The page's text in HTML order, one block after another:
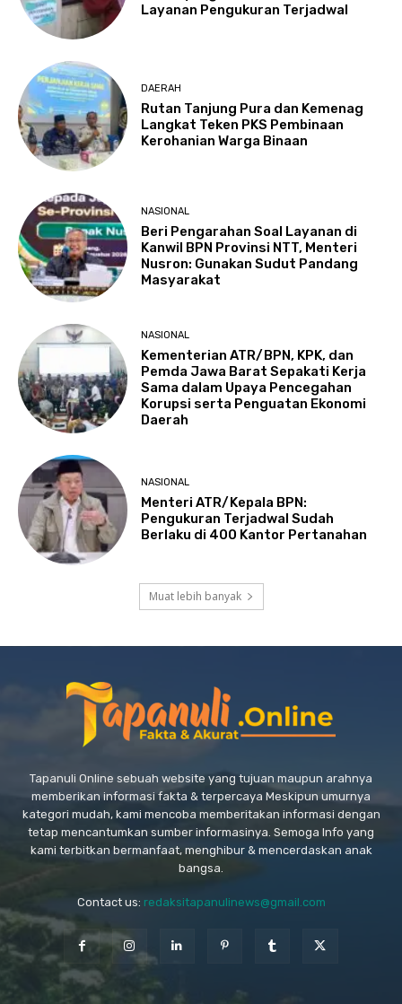
Layanan Pengukuran Terjadwal
DAERAH
Rutan Tanjung Pura dan Kemenag
Langkat Teken PKS Pembinaan
Kerohanian Warga Binaan
NASIONAL
Beri Pengarahan Soal Layanan di
Kanwil BPN Provinsi NTT, Menteri
Nusron: Gunakan Sudut Pandang
Masyarakat
NASIONAL
Kementerian ATR/BPN, KPK, dan
Pemda Jawa Barat Sepakati Kerja
Sama dalam Upaya Pencegahan
Korupsi serta Penguatan Ekonomi
Daerah
NASIONAL
Menteri ATR/Kepala BPN:
Pengukuran Terjadwal Sudah
Berlaku di 400 Kantor Pertanahan
Muat lebih banyak
Tapanuli Online sebuah website yang tujuan maupun arahnya
memberikan informasi fakta & terpercaya Meskipun umurnya
kategori mudah, kami mencoba memberitakan informasi dengan
tetap mencantumkan sumber informasinya. Semoga Info yang
kami terbitkan bermanfaat, menghibur & mencerdaskan anak
bangsa.
Contact us: redaksitapanulinews@gmail.com